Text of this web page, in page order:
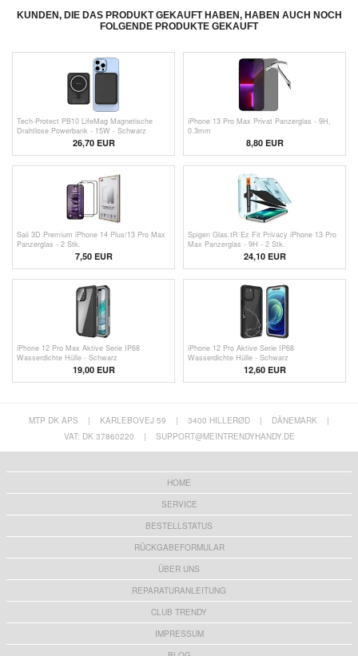
KUNDEN, DIE DAS PRODUKT GEKAUFT HABEN, HABEN AUCH NOCH
FOLGENDE PRODUKTE GEKAUFT
Tech-Protect PB10 LifeMag Magnetische
Drahtlose Powerbank - 15W - Schwarz
26,70 EUR
iPhone 13 Pro Max Privat Panzerglas - 9H,
0.3mm
8,80 EUR
Saii 3D Premium iPhone 14 Plus/13 Pro Max
Panzerglas - 2 Stk.
7,50EUR
Spigen Glas.tR Ez Fit Privacy iPhone 13 Pro
Max Panzerglas - 9H - 2 Stk.
24,10 EUR
iPhone 12 Pro Max Aktive Serie IP68
Wasserdichte Hülle - Schwarz
19,00 EUR
iPhone 12 Pro Aktive Serie IP68
Wasserdichte Hülle - Schwarz
12,60EUR
MTP DK APS | KARLEBOVEJ 59 | 3400 HILLERØD | DÄNEMARK
|
VAT: DK 37860220
| SUPPORT@MEINTRENDYHANDY.DE
HOME
SERVICE
BESTELLSTATUS
RÜCKGABEFORMULAR
ÜBER UNS
REPARATURANLEITUNG
CLUB TRENDY
IMPRESSUM